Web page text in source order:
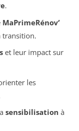
.
MaPrimeRénov’
transition.
et leur impact sur
les
sensibilisation à